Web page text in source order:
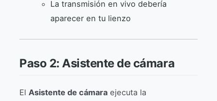
La transmisión en vivo debería
aparecer en tu lienzo
Paso 2: Asistente de cámara
El Asistente de cámara ejecuta la